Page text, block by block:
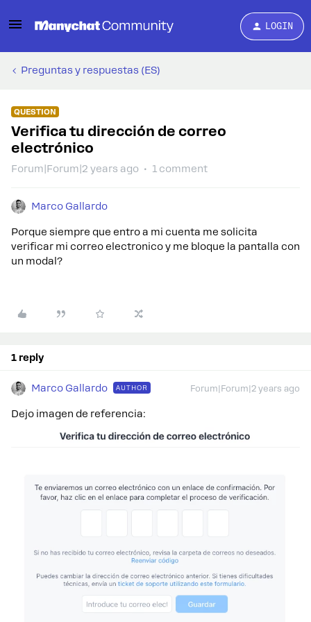
LOGIN
Preguntas y respuestas (ES)
QUESTION
Verifica tu dirección de correo
electrónico
Forum|Forum|2 years ago 1 comment
Marco Gallardo
Porque siempre que entro a mi cuenta me solicita
verificar mi correo electronico y me bloque la pantalla con
un modal?
1 reply
Marco Gallardo AUTHOR Forum|Forum|2 years ago
Dejo imagen de referencia: